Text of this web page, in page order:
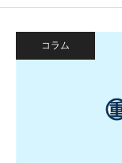
コラム